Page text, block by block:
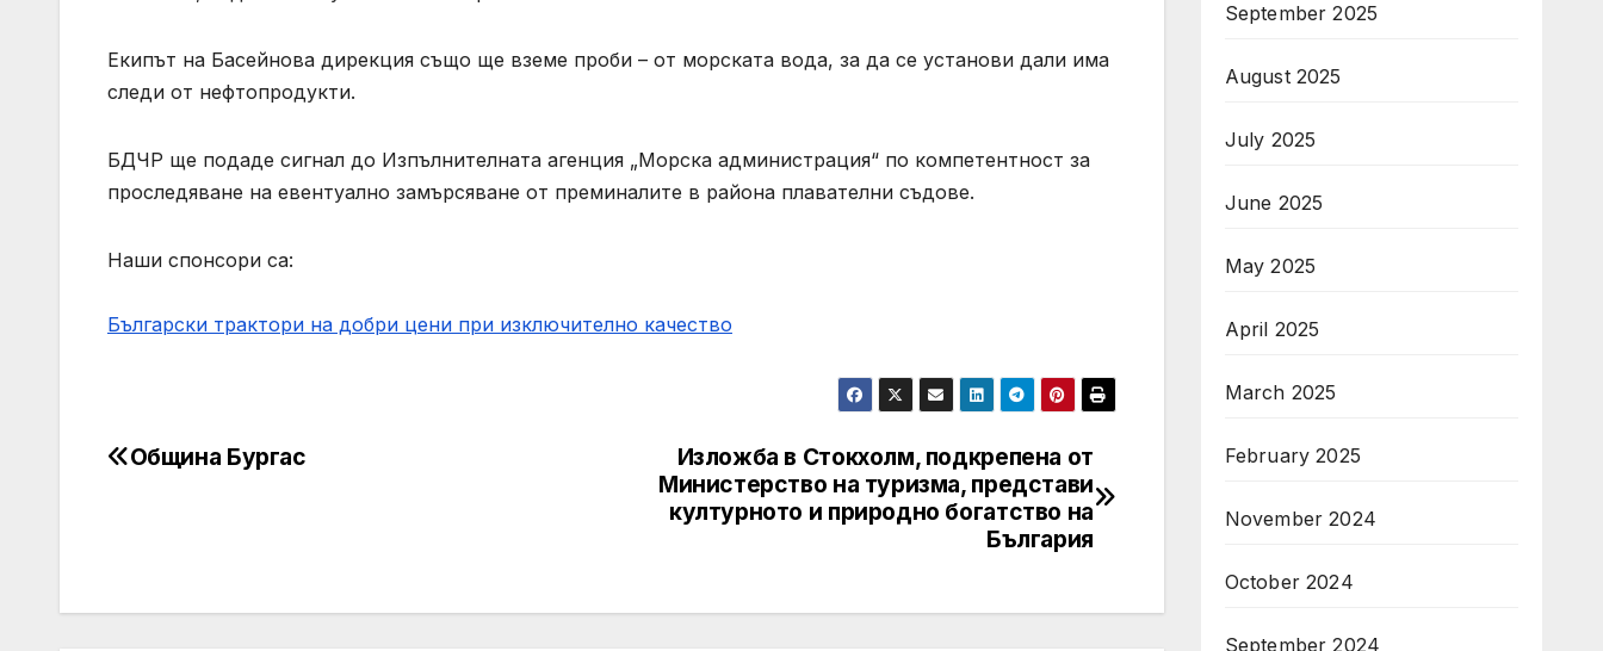
Екипът на Басейнова дирекция също ще вземе проби – от морската вода, за да се установи дали има
следи от нефтопродукти.
БДЧР ще подаде сигнал до Изпълнителната агенция „Морска администрация“ по компетентност за
проследяване на евентуално замърсяване от преминалите в района плавателни съдове.
Наши спонсори са:
Български трактори на добри цени при изключително качество
Post
Изложба в Стокхолм, подкрепена от
Министерство на туризма, представи
културното и природно богатство на
България
Община Бургас
September 2025
August 2025
July 2025
June 2025
May 2025
April 2025
March 2025
February 2025
November 2024
October 2024
September 2024